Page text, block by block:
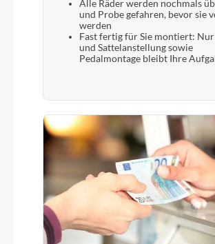
Alle Räder werden nochmals
und Probe gefahren, bevor sie
werden
Fast fertig für Sie montiert:
und Sattelanstellung sowie
Pedalmontage bleibt Ihre